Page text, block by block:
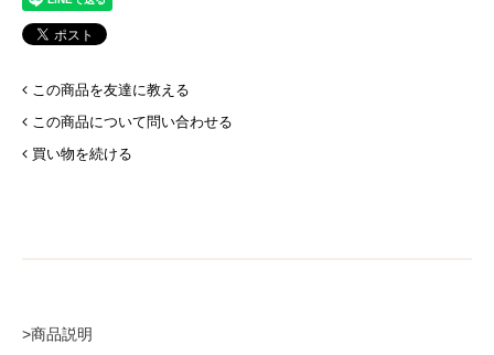
この商品を友達に教える
この商品について問い合わせる
買い物を続ける
>商品説明